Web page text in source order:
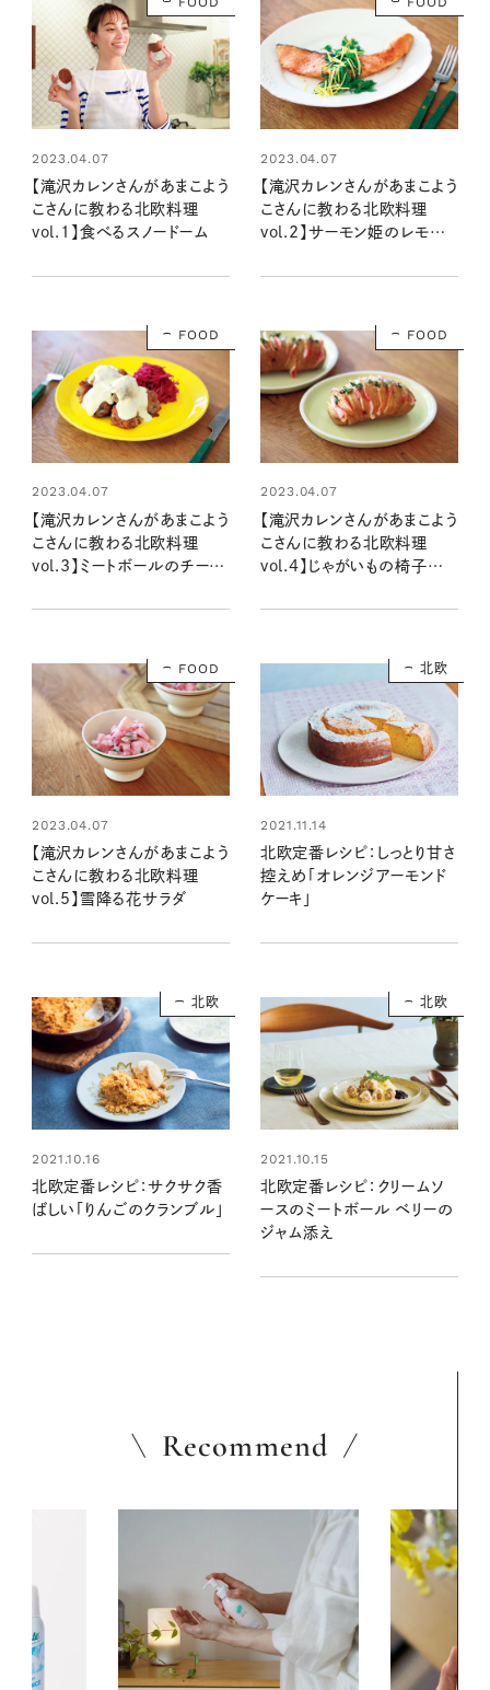
2023.04.07
【滝沢カレンさんがあまこよう
こさんに教わる北欧料理
vol.1】食べるスノードーム
2023.04.07
【滝沢カレンさんがあまこよう
こさんに教わる北欧料理
vol.2】サーモン姫のレモン
FOOD
2023.04.07
【滝沢カレンさんがあまこよう
こさんに教わる北欧料理
vol.3】ミートボールのチーズ
FOOD
2023.04.07
【滝沢カレンさんがあまこよう
こさんに教わる北欧料理
vol.4】じゃがいもの椅子取り
FOOD
2023.04.07
【滝沢カレンさんがあまこよう
こさんに教わる北欧料理
vol.5】雪降る花サラダ
北欧
2021.11.14
北欧定番レシピ：しっとり甘さ
控えめ「オレンジアーモンド
ケーキ」
北欧
2021.10.16
北欧定番レシピ：サクサク香
ばしい「りんごのクランブル」
北欧
2021.10.15
北欧定番レシピ：クリームソ
ースのミートボール ベリーの
ジャム添え
Recommend